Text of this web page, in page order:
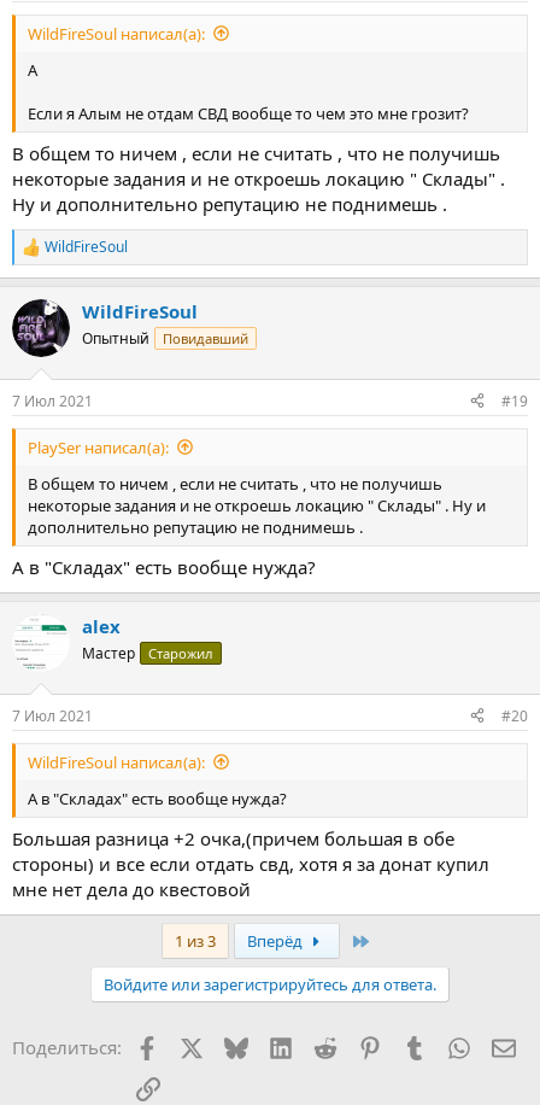
WildFireSoul написал(а):
А
Если я Алым не отдам СВД вообще то чем это мне грозит?
В общем то ничем , если не считать , что не получишь
некоторые задания и не откроешь локацию " Склады" .
Ну и дополнительно репутацию не поднимешь .
Р
е
к
ц
и
WildFireSoul
WildFireSoul
Опытный Повидавший
7 Июл 2021 #19
PlaySer написал(а):
В общем то ничем , если не считать , что не получишь
некоторые задания и не откроешь локацию " Склады" . Ну и
дополнительно репутацию не поднимешь .
А в "Складах" есть вообще нужда?
alex
Мастер Старожил
7 Июл 2021 #20
WildFireSoul написал(а):
А в "Складах" есть вообще нужда?
Большая разница +2 очка,(причем большая в обе
стороны) и все если отдать свд, хотя я за донат купил
мне нет дела до квестовой
1 из 3 Вперёд
Войдите или зарегистрируйтесь для ответа.
Поделиться: FacebookX (Twitter)
BlueskyLinkedIn
Reddit PinterestTumblr
Ссылка